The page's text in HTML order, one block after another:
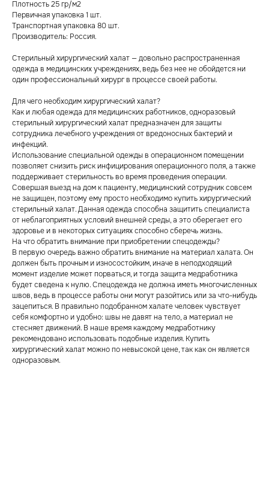
Плотность 25 гр/м2
Первичная упаковка 1 шт.
Транспортная упаковка 80 шт.
Производитель: Россия.
Стерильный хирургический халат — довольно распространенная
одежда в медицинских учреждениях, ведь без нее не обойдется ни
один профессиональный хирург в процессе своей работы.
Для чего необходим хирургический халат?
Как и любая одежда для медицинских работников, одноразовый
стерильный хирургический халат предназначен для защиты
сотрудника лечебного учреждения от вредоносных бактерий и
инфекций.
Использование специальной одежды в операционном помещении
позволяет снизить риск инфицирования операционного поля, а также
поддерживает стерильность во время проведения операции.
Совершая выезд на дом к пациенту, медицинский сотрудник совсем
не защищен, поэтому ему просто необходимо купить хирургический
стерильный халат. Данная одежда способна защитить специалиста
от неблагоприятных условий внешней среды, а это оберегает его
здоровье и в некоторых ситуациях способно сберечь жизнь.
На что обратить внимание при приобретении спецодежды?
В первую очередь важно обратить внимание на материал халата. Он
должен быть прочным и износостойким, иначе в неподходящий
момент изделие может порваться, и тогда защита медработника
будет сведена к нулю. Спецодежда не должна иметь многочисленных
швов, ведь в процессе работы они могут разойтись или за что-нибудь
зацепиться. В правильно подобранном халате человек чувствует
себя комфортно и удобно: швы не давят на тело, а материал не
стесняет движений. В наше время каждому медработнику
рекомендовано использовать подобные изделия. Купить
хирургический халат можно по невысокой цене, так как он является
одноразовым.